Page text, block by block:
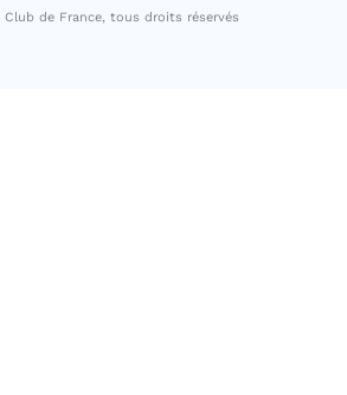
Club de France, tous droits réservés